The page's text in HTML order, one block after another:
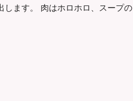
します。 肉はホロホロ、スープの